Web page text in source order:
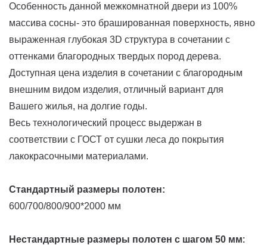
Особенность данной межкомнатной двери из 100%
массива сосны- это брашированная поверхность, явно
выраженная глубокая 3D структура в сочетании с
оттенками благородных твердых пород дерева.
Доступная цена изделия в сочетании с благородным
внешним видом изделия, отличный вариант для
Вашего жилья, на долгие годы.
Весь технологический процесс выдержан в
соответствии с ГОСТ от сушки леса до покрытия
лакокрасочными материалами.
Стандартный размеры полотен:
600/700/800/900*2000 мм
Нестандартные размеры полотен с шагом 50 мм: